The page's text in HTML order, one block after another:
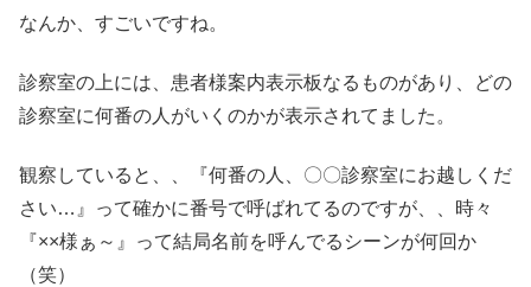
なんか、すごいですね。
診察室の上には、患者様案内表示板なるものがあり、どの
診察室に何番の人がいくのかが表示されてました。
観察していると、、『何番の人、〇〇診察室にお越しくだ
さい…』って確かに番号で呼ばれてるのですが、、時々
『××様ぁ～』って結局名前を呼んでるシーンが何回か
（笑）